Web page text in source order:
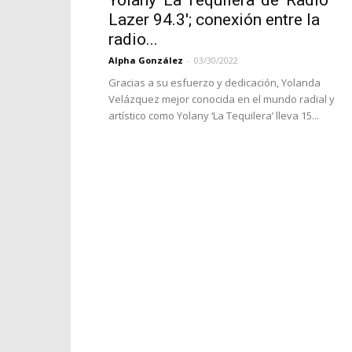
Lazer 94.3′; conexión entre la
radio...
Alpha González - 03/30/2022
Gracias a su esfuerzo y dedicación, Yolanda
Velázquez mejor conocida en el mundo radial y
artístico como Yolany ‘La Tequilera’ lleva 15...